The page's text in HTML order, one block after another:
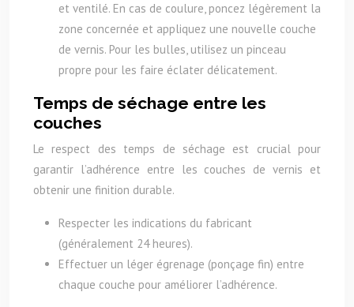
et ventilé. En cas de coulure, poncez légèrement la
zone concernée et appliquez une nouvelle couche
de vernis. Pour les bulles, utilisez un pinceau
propre pour les faire éclater délicatement.
Temps de séchage entre les
couches
Le respect des temps de séchage est crucial pour
garantir l’adhérence entre les couches de vernis et
obtenir une finition durable.
Respecter les indications du fabricant
(généralement 24 heures).
Effectuer un léger égrenage (ponçage fin) entre
chaque couche pour améliorer l’adhérence.